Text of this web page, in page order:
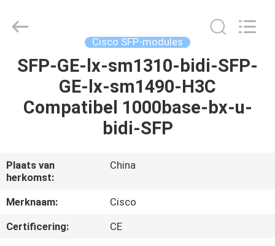
HUIS
PRODUCTEN
OVER
ONS
Ltd..
Cisco SFP-modules
SFP-GE-lx-sm1310-bidi-SFP-
GE-lx-sm1490-H3C
Compatibel 1000base-bx-u-
bidi-SFP
Plaats van
herkomst:
China
Merknaam:
Cisco
Certificering:
CE